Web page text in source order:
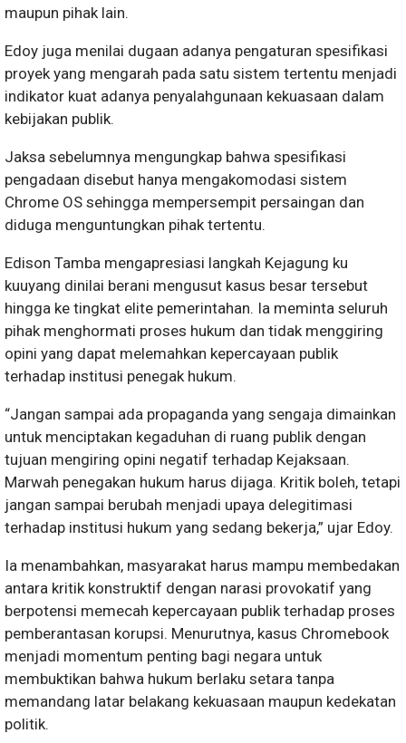
maupun pihak lain.
Edoy juga menilai dugaan adanya pengaturan spesifikasi
proyek yang mengarah pada satu sistem tertentu menjadi
indikator kuat adanya penyalahgunaan kekuasaan dalam
kebijakan publik.
Jaksa sebelumnya mengungkap bahwa spesifikasi
pengadaan disebut hanya mengakomodasi sistem
Chrome OS sehingga mempersempit persaingan dan
diduga menguntungkan pihak tertentu.
Edison Tamba mengapresiasi langkah Kejagung ku
kuuyang dinilai berani mengusut kasus besar tersebut
hingga ke tingkat elite pemerintahan. Ia meminta seluruh
pihak menghormati proses hukum dan tidak menggiring
opini yang dapat melemahkan kepercayaan publik
terhadap institusi penegak hukum.
“Jangan sampai ada propaganda yang sengaja dimainkan
untuk menciptakan kegaduhan di ruang publik dengan
tujuan mengiring opini negatif terhadap Kejaksaan.
Marwah penegakan hukum harus dijaga. Kritik boleh, tetapi
jangan sampai berubah menjadi upaya delegitimasi
terhadap institusi hukum yang sedang bekerja,” ujar Edoy.
Ia menambahkan, masyarakat harus mampu membedakan
antara kritik konstruktif dengan narasi provokatif yang
berpotensi memecah kepercayaan publik terhadap proses
pemberantasan korupsi. Menurutnya, kasus Chromebook
menjadi momentum penting bagi negara untuk
membuktikan bahwa hukum berlaku setara tanpa
memandang latar belakang kekuasaan maupun kedekatan
politik.